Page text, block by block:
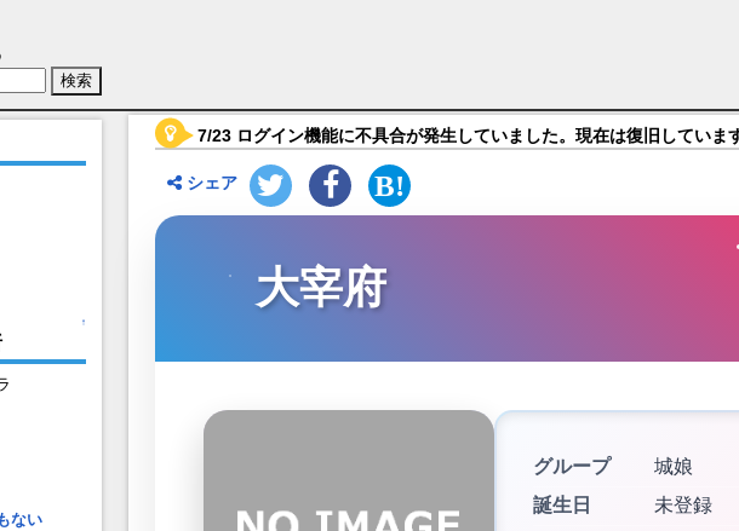
御城プロジェクト：RE～CASTLE DEFENSE～】キャラ紹介
↑
ない
7/23 ログイン機能に不具合が発生していました。現在は復旧していま
シェア
大宰府
グループ
城娘
誕生日
未登録